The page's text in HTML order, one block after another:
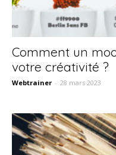
Comment un
votre créativité ?
Webtrainer - 28 mars 2023